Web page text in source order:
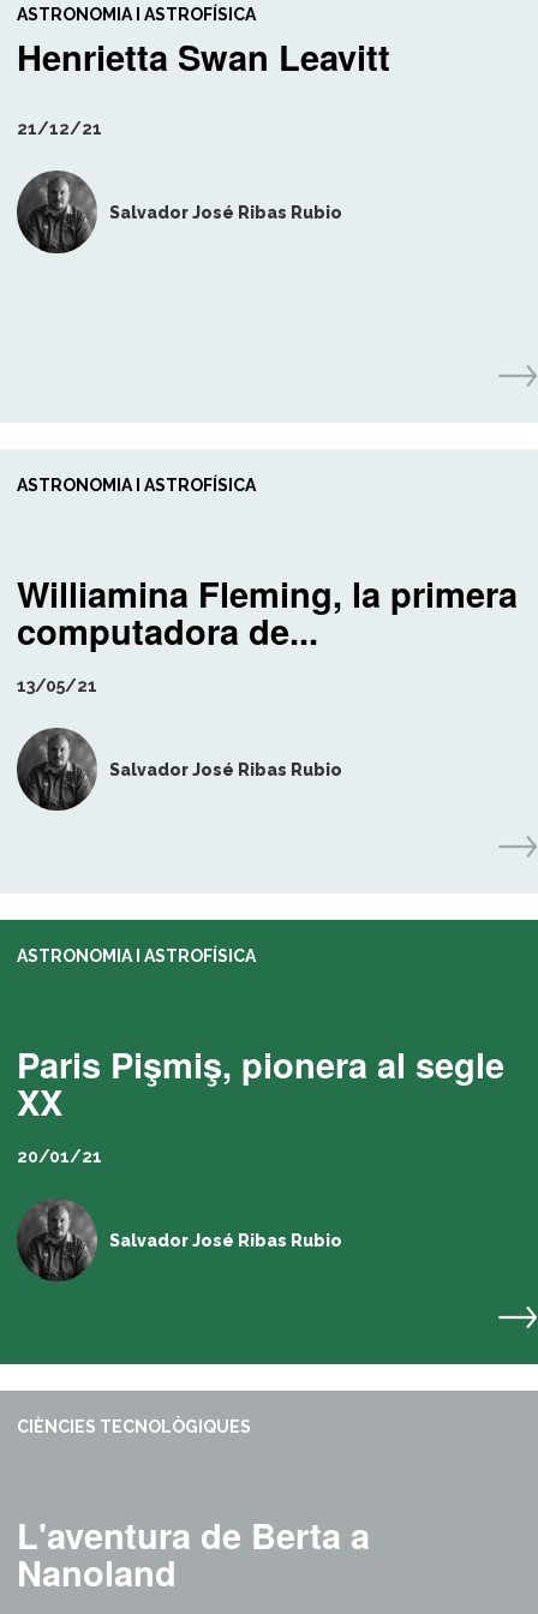
ASTRONOMIA I ASTROFÍSICA
Henrietta Swan Leavitt
21/12/21
Salvador José Ribas Rubio
ASTRONOMIA I ASTROFÍSICA
Williamina Fleming, la primera
computadora de...
13/05/21
Salvador José Ribas Rubio
ASTRONOMIA I ASTROFÍSICA
Paris Pişmiş, pionera al segle
XX
20/01/21
Salvador José Ribas Rubio
CIÈNCIES TECNOLÒGIQUES
L'aventura de Berta a
Nanoland